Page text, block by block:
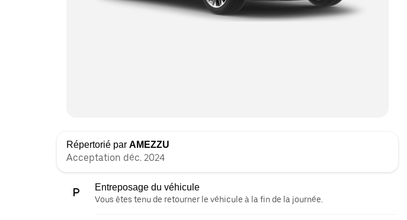
Répertorié par AMEZZU
Acceptation déc. 2024
Entreposage du véhicule
Vous êtes tenu de retourner le véhicule à la fin de la journée.